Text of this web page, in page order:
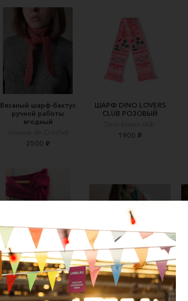
Вязаный шарф-бактус
ручной работы
ягодный
Avenue de Crochet
2500 ₽
ШАРФ DINO LOVERS
CLUB РОЗОВЫЙ
Dino lovers club
1900 ₽
Вязаный шарф
"Конфетти"
svetlasha_knit
5500 ₽ 6000 ₽
Яркий и легкий
осенний шарф
Уютные петельки
2600 ₽